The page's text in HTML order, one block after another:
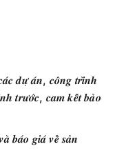
𝒅𝒖̛̣ 𝒂́𝒏, 𝒄𝒐̂𝒏𝒈 𝒕𝒓𝒊̀𝒏𝒉
𝒕𝒓𝒖̛𝒐̛́𝒄, 𝒄𝒂𝒎 𝒌𝒆̂́𝒕 𝒃𝒂̉𝒐
𝒃𝒂́𝒐 𝒈𝒊𝒂́ 𝒗𝒆̂̀ 𝒔𝒂̉𝒏